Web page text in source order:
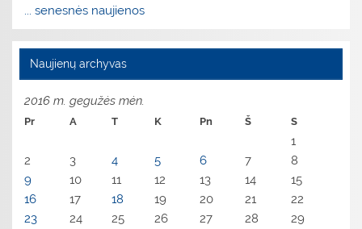
... senesnės naujienos
Naujienų archyvas
2016 m. gegužės mėn.
Pr A T K Pn Š S
1
2
3 4 5 6 7
8
9
10 11 12 13 14
15
16
17 18 19 20 21
22
23
24 25 26 27 28
29